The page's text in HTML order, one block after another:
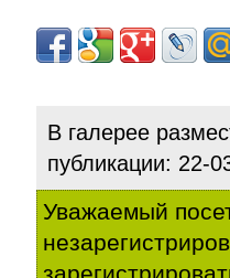
В галерее
публикации:
Уважаемый